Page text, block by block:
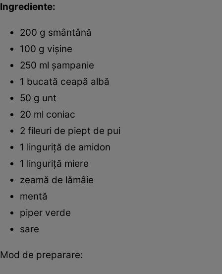
Ingrediente:
200 g smântână
100 g vişine
250 ml şampanie
1 bucată ceapă albă
50 g unt
20 ml coniac
2 fileuri de piept de pui
1 linguriţă de amidon
1 linguriţă miere
zeamă de lămâie
mentă
piper verde
sare
Mod de preparare: